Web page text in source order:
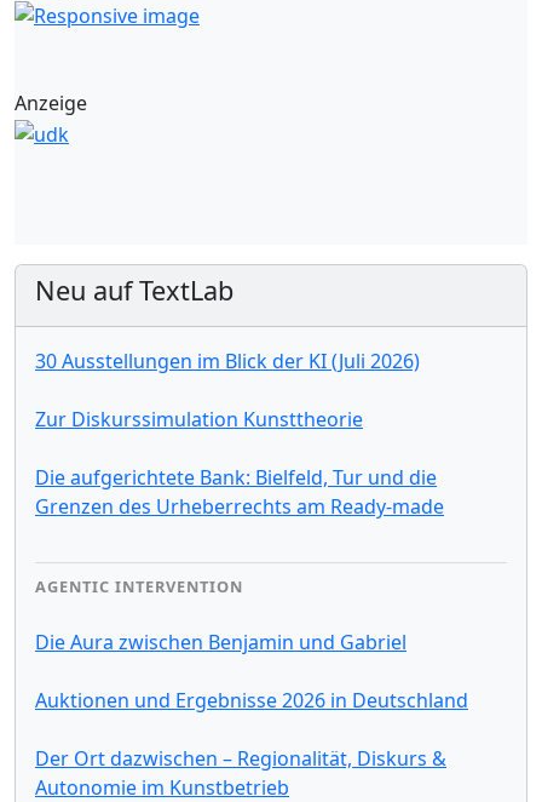
Anzeige
Neu auf TextLab
30 Ausstellungen im Blick der KI (Juli 2026)
Zur Diskurssimulation Kunsttheorie
Die aufgerichtete Bank: Bielfeld, Tur und die
Grenzen des Urheberrechts am Ready-made
AGENTIC INTERVENTION
Die Aura zwischen Benjamin und Gabriel
Auktionen und Ergebnisse 2026 in Deutschland
Der Ort dazwischen – Regionalität, Diskurs &
Autonomie im Kunstbetrieb